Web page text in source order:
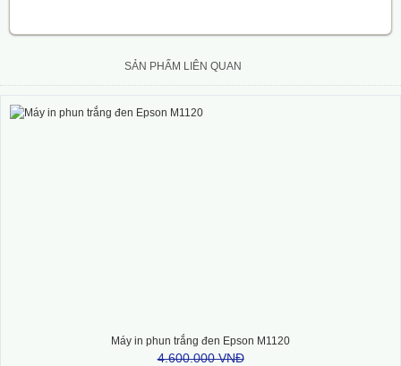
SẢN PHẨM LIÊN QUAN
Máy in phun trắng đen Epson M1120
4.600.000 VNĐ